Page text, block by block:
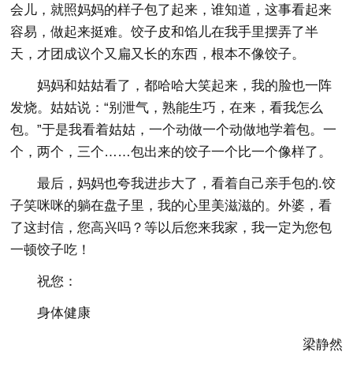
会儿，就照妈妈的样子包了起来，谁知道，这事看起来
容易，做起来挺难。饺子皮和馅儿在我手里摆弄了半
天，才团成议个又扁又长的东西，根本不像饺子。
妈妈和姑姑看了，都哈哈大笑起来，我的脸也一阵
发烧。姑姑说：“别泄气，熟能生巧，在来，看我怎么
包。”于是我看着姑姑，一个动做一个动做地学着包。一
个，两个，三个……包出来的饺子一个比一个像样了。
最后，妈妈也夸我进步大了，看着自己亲手包的.饺
子笑咪咪的躺在盘子里，我的心里美滋滋的。外婆，看
了这封信，您高兴吗？等以后您来我家，我一定为您包
一顿饺子吃！
祝您：
身体健康
梁静然